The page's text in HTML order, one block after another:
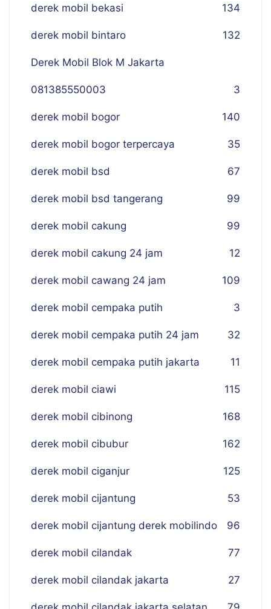
derek mobil bekasi 134
derek mobil bintaro 132
Derek Mobil Blok M Jakarta
081385550003 3
derek mobil bogor 140
derek mobil bogor terpercaya 35
derek mobil bsd 67
derek mobil bsd tangerang 99
derek mobil cakung 99
derek mobil cakung 24 jam 12
derek mobil cawang 24 jam 109
derek mobil cempaka putih 3
derek mobil cempaka putih 24 jam 32
derek mobil cempaka putih jakarta 11
derek mobil ciawi 115
derek mobil cibinong 168
derek mobil cibubur 162
derek mobil ciganjur 125
derek mobil cijantung 53
derek mobil cijantung derek mobilindo 96
derek mobil cilandak 77
derek mobil cilandak jakarta 27